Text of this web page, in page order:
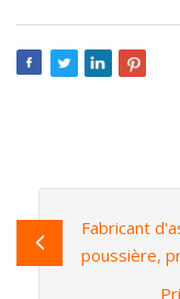
Fabricant
poussière,